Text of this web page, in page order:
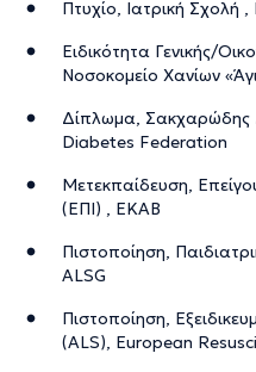
Πτυχίο, Ιατρική Σχολή
Ειδικότητα Γενικής/
Νοσοκομείο Χανίων
Δίπλωμα, Σακχαρώδης
Diabetes Federation
Μετεκπαίδευση,
(ΕΠΙ) , ΕΚΑΒ
Πιστοποίηση,
ALSG
Πιστοποίηση,
(ALS), European